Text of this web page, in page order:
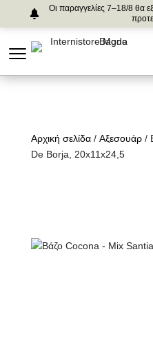
Οι παραγγελίες 7–18/8 θα
Αρχική σελίδα/ Αξεσουάρ/
De Borja, 20x11x24,5